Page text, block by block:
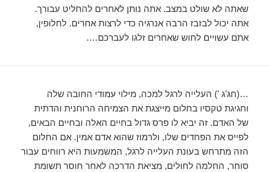
שאתה לא שולט במצב. אתה נותן לאחרים להחליט עבורך.
אתה יכול לבזבז הרבה אנרגיה כדי לרצות אחרים. לחלופין,
אתם עשויים לחוש שאחרים זלגו לעברכם….
…(חג'ג ') העלייה לרגל למכה, מילוי עמודי החובה שלה
וחגיגת טקסיו בחלום מייצגת את הצמיחה הרוחנית והדתית
של האדם. זה יביא לו פרס גדול בחיים האלה ובחיים הבאים,
לפייס את הפחדים שלו, ולרמוז שהוא אדם אמין. אם החלום
הזה מתרחש בעונת העלייה לרגל, המשמעות היא רווחים עבור
סוחר, החלמה לחולים, מציאת הדרכה לאחר חוסר תשומת